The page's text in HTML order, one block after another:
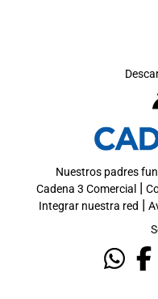
Nuestros padres
Cadena 3 Comercial |
Integrar nuestra red |